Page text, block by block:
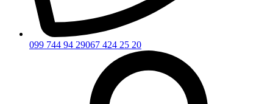
099 744 94 29067 424 25 20